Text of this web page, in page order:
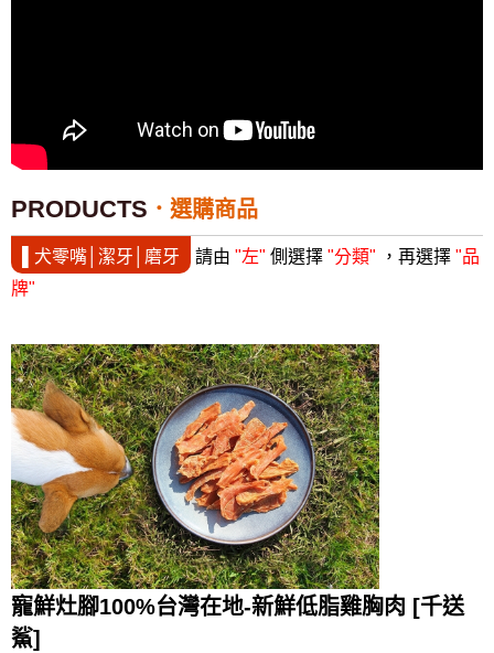
PRODUCTS 選購商品
▌犬零嘴│潔牙│磨牙 請由 "左" 側選擇 "分類" ，再選擇 "品
牌"
寵鮮灶腳100%台灣在地-新鮮低脂雞胸肉 [千送
鯊]